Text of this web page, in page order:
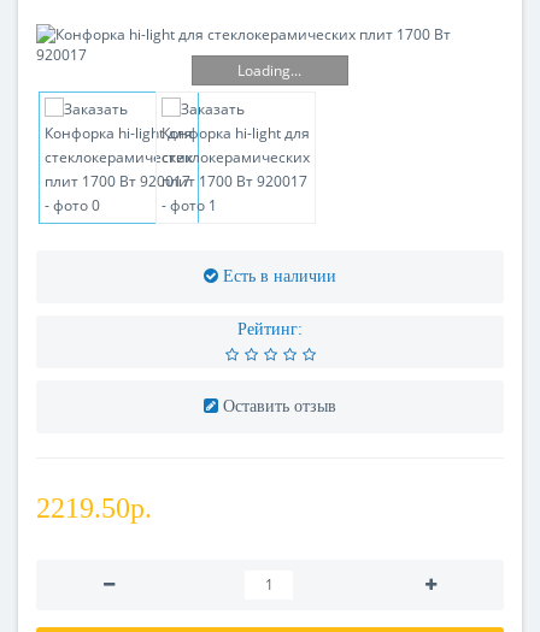
Loading...
Есть в наличии
Рейтинг:
Оставить отзыв
2219.50р.